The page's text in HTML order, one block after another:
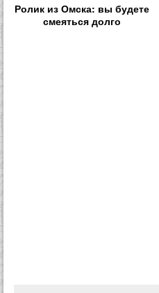
Ролик из Омска: вы будете
смеяться долго